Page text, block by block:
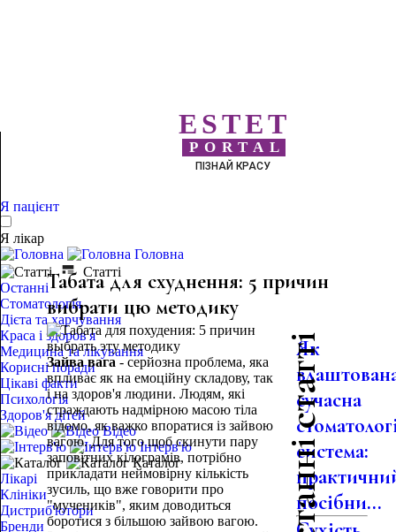
ESTET
PORTAL
ПІЗНАЙ КРАСУ
Я пацієнт
Я лікар
Головна
Статті
Останні
Стоматологія
Дієта та харчування
Краса і здоров'я
Медицина та лікування
Корисні поради
Цікаві факти
Психологія
Здоров'я дітей
Відео
Інтерв'ю
Каталог
Лікарі
Клініки
Дистриб'ютори
Бренди
Табата для схуднення: 5 причин
вибрати цю методику
Зайва вага - серйозна проблема, яка
впливає як на емоційну складову, так
і на здоров'я людини. Людям, які
страждають надмірною масою тіла
відомо, як важко впоратися із зайвою
вагою. Для того щоб скинути пару
заповітних кілограмів, потрібно
прикладати неймовірну кількість
зусиль, що вже говорити про
"мучеників", яким доводиться
боротися з більшою зайвою вагою.
Останні статті
Як
сучасна
система:
посібни...